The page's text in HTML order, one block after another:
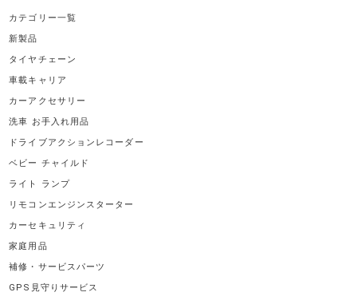
カテゴリー一覧
新製品
タイヤチェーン
車載キャリア
カーアクセサリー
洗車 お手入れ用品
ドライブアクションレコーダー
ベビー チャイルド
ライト ランプ
リモコンエンジンスターター
カーセキュリティ
家庭用品
補修・サービスパーツ
GPS見守りサービス